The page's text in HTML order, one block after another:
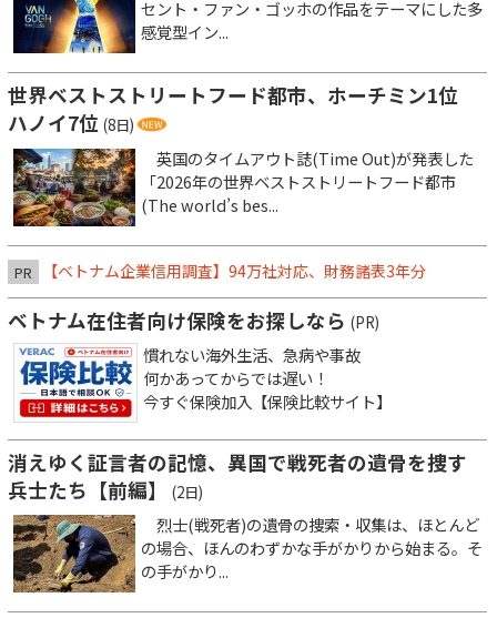
セント・ファン・ゴッホの作品をテーマにした多
感覚型イン...
世界ベストストリートフード都市、ホーチミン1位
ハノイ7位 (8日)
英国のタイムアウト誌(Time Out)が発表した
「2026年の世界ベストストリートフード都市
(The world’s bes...
PR 【ベトナム企業信用調査】94万社対応、財務諸表3年分
ベトナム在住者向け保険をお探しなら (PR)
慣れない海外生活、急病や事故
何かあってからでは遅い！
今すぐ保険加入【保険比較サイト】
消えゆく証言者の記憶、異国で戦死者の遺骨を捜す
兵士たち【前編】
(2日)
烈士(戦死者)の遺骨の捜索・収集は、ほとんど
の場合、ほんのわずかな手がかりから始まる。そ
の手がかり...